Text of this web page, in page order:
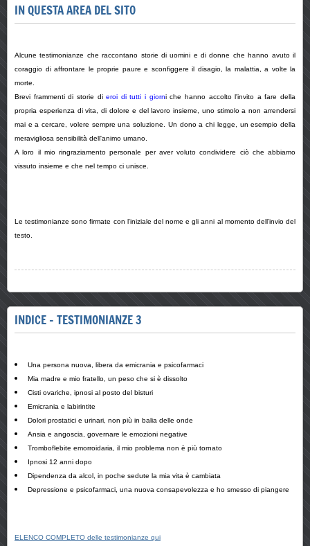
IN QUESTA AREA DEL SITO
Alcune testimonianze che raccontano storie di uomini e di donne che hanno avuto il
coraggio di affrontare le proprie paure e sconfiggere il disagio, la malattia, a volte la
morte.
Brevi frammenti di storie dieroi di tutti i giorni che hanno accolto l'invito a fare della
propria esperienza di vita, di dolore e del lavoro insieme, uno stimolo a non arrendersi
mai e a cercare, volere sempre una soluzione. Un dono a chi legge, un esempio della
meravigliosa sensibilità dell'animo umano.
A loro il mio ringraziamento personale per aver voluto condividere ciò che abbiamo
vissuto insieme e che nel tempo ci unisce.
Le testimonianze sono firmate con l'iniziale del nome e gli anni al momento dell'invio del
testo.
INDICE - TESTIMONIANZE 3
Una persona nuova, libera da emicrania e psicofarmaci
Mia madre e mio fratello, un peso che si è dissolto
Cisti ovariche, ipnosi al posto del bisturi
Emicrania e labirintite
Dolori prostatici e urinari, non più in balia delle onde
Ansia e angoscia, governare le emozioni negative
Tromboflebite emorroidaria, il mio problema non è più tornato
Ipnosi 12 anni dopo
Dipendenza da alcol, in poche sedute la mia vita è cambiata
Depressione e psicofarmaci, una nuova consapevolezza e ho smesso di piangere
ELENCO COMPLETO delle testimonianze qui